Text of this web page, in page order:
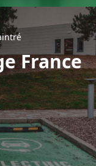
des métiers
parViteUnDevis.com-Vous
France